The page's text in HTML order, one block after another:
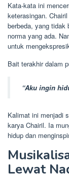
Kata-kata ini
keterasingan.
berbeda, yang tidak
norma yang ada.
untuk
Bait terakhir dalam
“Aku ingin
Kalimat ini menjadi
karya Chairil. Ia
hidup dan
Lewat